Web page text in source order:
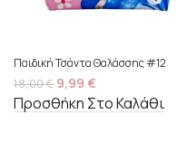
Παιδική Τσάντα Θαλάσσης #12
18,00€ 9,99 €
Προσθήκη Στο Καλάθι